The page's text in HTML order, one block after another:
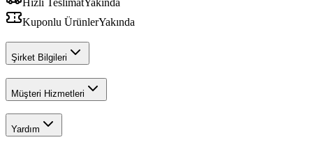
Hızlı TeslimatYakında
Kuponlu ÜrünlerYakında
Şirket Bilgileri
Müşteri Hizmetleri
Yardım